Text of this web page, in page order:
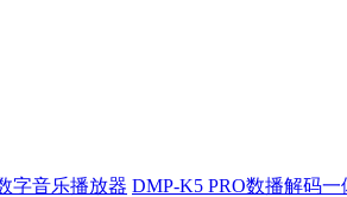
字音乐播放器 DMP-K5 PRO数播解码一